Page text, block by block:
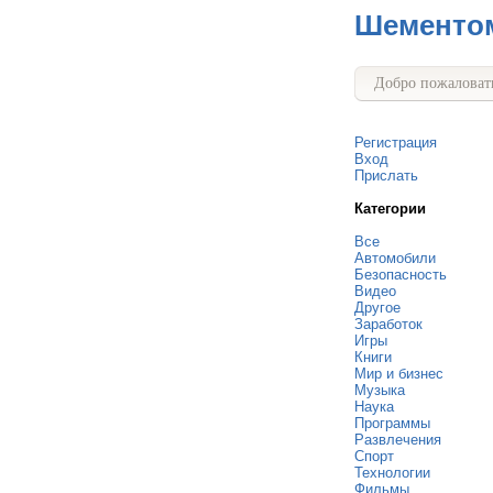
Добро
Регистрация
Вход
Прислать
Категории
Все
Автомобили
Безопасность
Видео
Другое
Заработок
Игры
Книги
Мир и бизнес
Музыка
Наука
Программы
Развлечения
Спорт
Технологии
Фильмы